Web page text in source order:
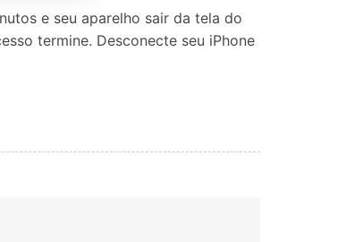
e seu aparelho sair da tela do
termine. Desconecte seu iPhone